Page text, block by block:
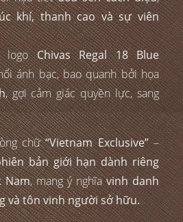
khí, thanh cao và sự viên
logoChivas Regal 18 Blue
ánh bạc, bao quanh bởi họa
, gợi cảm giác quyền lực, sang
chữ“Vietnam Exclusive”–
bản giới hạn dành riêng
Nam, mang ý nghĩavinh danh
và tôn vinh người sở hữu.